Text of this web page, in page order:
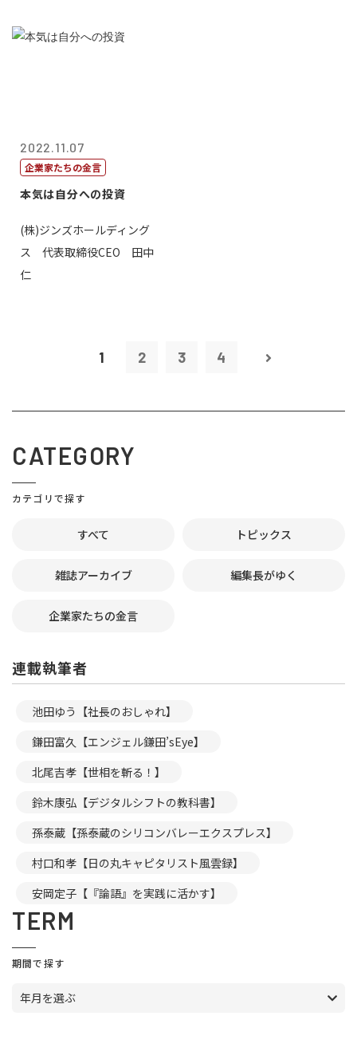
2022.11.07
企業家たちの金言
本気は自分への投資
(株)ジンズホールディング
ス 代表取締役CEO 田中
仁
1 2 3 4
CATEGORY
カテゴリで探す
すべて トピックス
雑誌アーカイブ 編集長がゆく
企業家たちの金言
連載執筆者
池田ゆう【社長のおしゃれ】
鎌田富久【エンジェル鎌田’sEye】
北尾吉孝【世相を斬る！】
鈴木康弘【デジタルシフトの教科書】
孫泰蔵【孫泰蔵のシリコンバレーエクスプレス】
村口和孝【日の丸キャピタリスト風雲録】
安岡定子【『論語』を実践に活かす】
TERM
期間で探す
年月を選ぶ